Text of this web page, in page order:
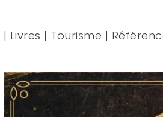
| Livres | Tourisme |